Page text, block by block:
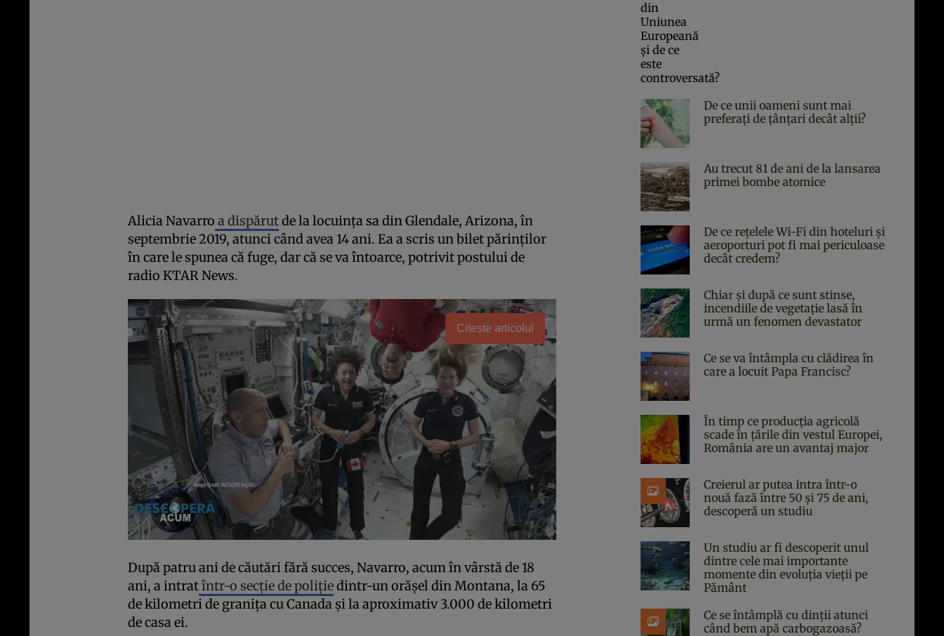
Alicia Navarro a dispărutde la locuința sa din Glendale, Arizona, în
septembrie 2019, atunci când avea 14 ani. Ea a scris un bilet părinților
în care le spunea că fuge, dar că se va întoarce, potrivit postului de
radio KTAR News.
Citește articolul
După patru ani de căutări fără succes, Navarro, acum în vârstă de 18
ani, a intratîntr-o secție de polițiedintr-un orășel din Montana, la 65
de kilometri de granița cu Canada și la aproximativ 3.000 de kilometri
de casa ei.
De ce unii oameni sunt mai
preferați de țânțari decât alții?
Au trecut 81 de ani de la lansarea
primei bombe atomice
De ce rețelele Wi-Fi din hoteluri și
aeroporturi pot fi mai periculoase
decât credem?
Chiar și după ce sunt stinse,
incendiile de vegetație lasă în
urmă un fenomen devastator
Ce se va întâmpla cu clădirea în
care a locuit Papa Francisc?
În timp ce producția agricolă
scade în țările din vestul Europei,
România are un avantaj major
Creierul ar putea intra într-o
nouă fază între 50 și 75 de ani,
descoperă un studiu
Un studiu ar fi descoperit unul
dintre cele mai importante
momente din evoluția vieții pe
Pământ
Ce se întâmplă cu dinții atunci
când bem apă carbogazoasă?